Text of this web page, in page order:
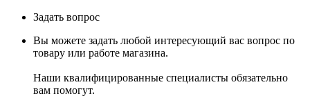
Задать вопрос
Вы можете задать любой интересующий вас вопрос по
товару или работе магазина.
Наши квалифицированные специалисты обязательно
вам помогут.